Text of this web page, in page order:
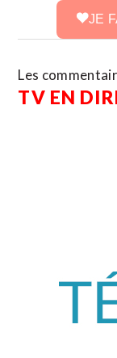
JE
Les
TV EN